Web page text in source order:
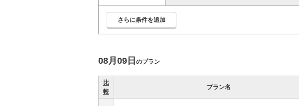
さらに条件を追加
08月09日 のプラン
比
較
プラン名